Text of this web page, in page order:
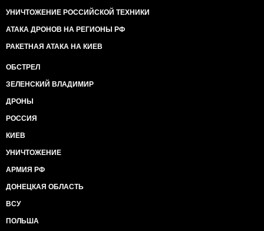
УНИЧТОЖЕНИЕ РОССИЙСКОЙ ТЕХНИКИ
АТАКА ДРОНОВ НА РЕГИОНЫ РФ
РАКЕТНАЯ АТАКА НА КИЕВ
ОБСТРЕЛ
ЗЕЛЕНСКИЙ ВЛАДИМИР
ДРОНЫ
РОССИЯ
КИЕВ
УНИЧТОЖЕНИЕ
АРМИЯ РФ
ДОНЕЦКАЯ ОБЛАСТЬ
ВСУ
ПОЛЬША